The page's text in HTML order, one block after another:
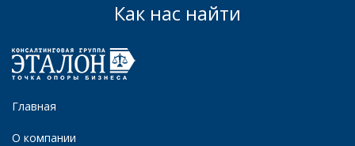
Как нас найти
Главная
О компании